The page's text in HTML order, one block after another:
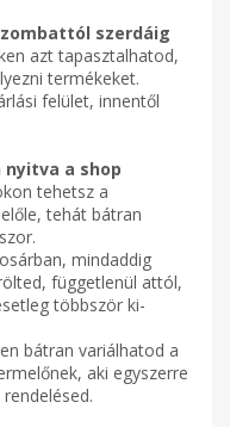
szerdáig
azt tapasztalhatod,
termékeket.
felület, innentől
a shop
tehetsz a
tehát bátran
mindaddig
függetlenül attól,
többször ki-
bátran variálhatod a
aki egyszerre